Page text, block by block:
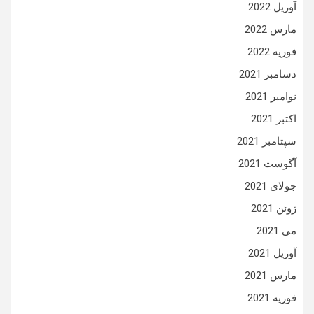
آوریل 2022
مارس 2022
فوریه 2022
دسامبر 2021
نوامبر 2021
اکتبر 2021
سپتامبر 2021
آگوست 2021
جولای 2021
ژوئن 2021
می 2021
آوریل 2021
مارس 2021
فوریه 2021